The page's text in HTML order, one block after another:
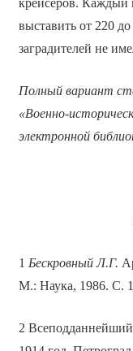
крейсеров. Каждый
выставить от 220
заградителей не
Полный вариант
«Военно-
электронной
1 Бескровный Л.Г.
М.: Наука, 1986. С.
2